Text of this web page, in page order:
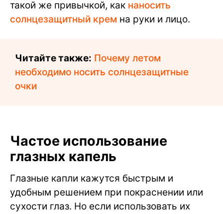
такой же привычкой, как наносить
солнцезащитный крем на руки и лицо.
Читайте также: Почему летом
необходимо носить солнцезащитные
очки
Частое использование
глазных капель
Глазные капли кажутся быстрым и
удобным решением при покраснении или
сухости глаз. Но если использовать их